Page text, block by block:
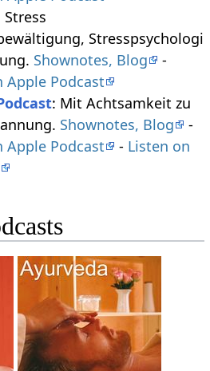
Stress
Stresspsychologi
Shownotes, Blog
-
Apple Podcast
: Mit Achtsamkeit zu
Shownotes, Blog
-
Apple Podcast - Listen on